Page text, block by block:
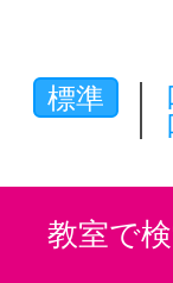
標準
教室で